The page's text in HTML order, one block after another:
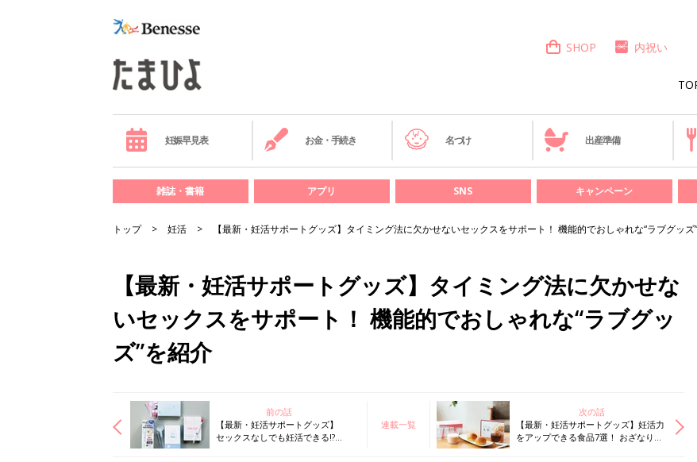
SHOP 内祝い
妊娠早見表 お金・手続き 名づけ 出産準備
雑誌・書籍 アプリ SNS キャンペーン
トップ 妊活 【最新・妊活サポートグッズ】タイミング法に欠かせないセックスをサポート！ 機能的でおしゃれな“ラブグッズ
【最新・妊活サポートグッズ】タイミング法に欠かせな
いセックスをサポート！ 機能的でおしゃれな“ラブグッ
ズ”を紹介
前の話
【最新・妊活サポートグッズ】
セックスなしでも妊活できる!?
連載一覧
次の話
【最新・妊活サポートグッズ】妊活力
をアップできる食品7選！ おざなりに